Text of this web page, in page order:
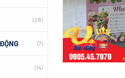
(28)
(7)
(14)